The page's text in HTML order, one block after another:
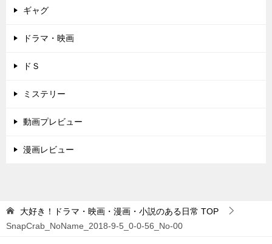
ギャグ
ドラマ・映画
ドＳ
ミステリー
動画プレビュー
漫画レビュー
大好き！ドラマ・映画・漫画・小説のある日常 TOP
SnapCrab_NoName_2018-9-5_0-0-56_No-00